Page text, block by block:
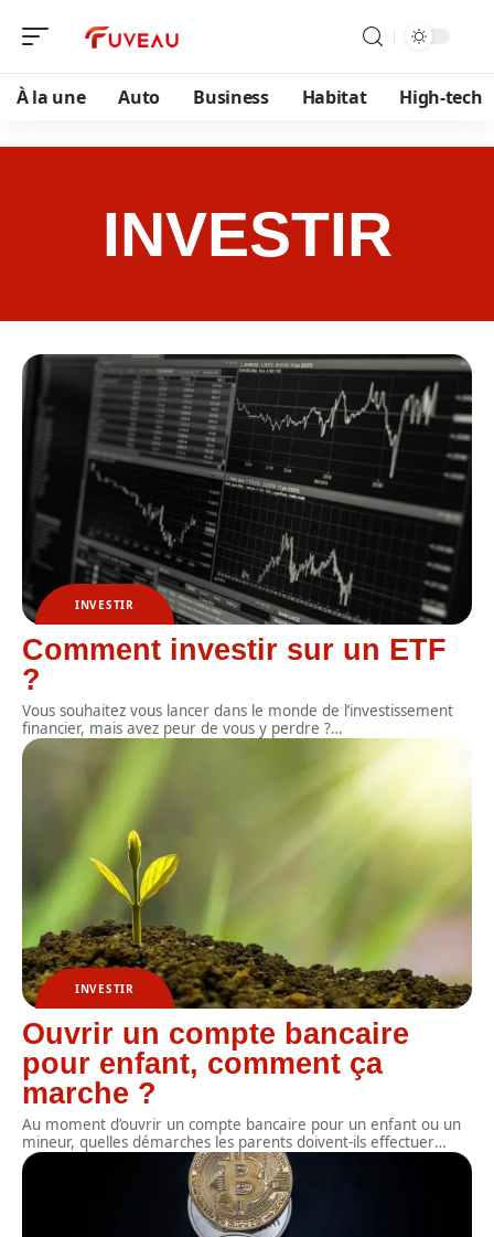
À la une Auto Business Habitat High-tech
INVESTIR
INVESTIR
Comment investir sur un ETF
?
Vous souhaitez vous lancer dans le monde de l’investissement
financier, mais avez peur de vous y perdre ?…
INVESTIR
Ouvrir un compte bancaire
pour enfant, comment ça
marche ?
Au moment d’ouvrir un compte bancaire pour un enfant ou un
mineur, quelles démarches les parents doivent-ils effectuer…